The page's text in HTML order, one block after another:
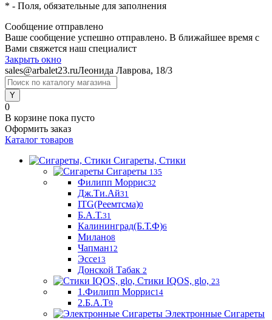
* - Поля, обязательные для заполнения
Сообщение отправлено
Ваше сообщение успешно отправлено. В ближайшее время с
Вами свяжется наш специалист
Закрыть окно
sales@arbalet23.ruЛеонида Лаврова, 18/3
0
В корзине пока пусто
Оформить заказ
Каталог товаров
Сигареты, Стики
Сигареты 135
Филипп Моррис32
Дж.Ти.Ай31
ITG(Реемтсма)0
Б.А.Т.31
Калининград(Б.Т.Ф)6
Милано8
Чапман12
Эссе13
Донской Табак 2
Стики IQOS, glo, 23
1.Филипп Моррис14
2.Б.А.Т9
Электронные Сигареты